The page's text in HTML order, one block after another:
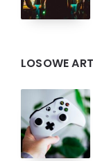
LOSOWE